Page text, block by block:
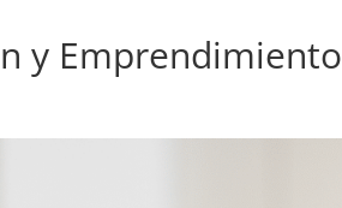
y Emprendimiento